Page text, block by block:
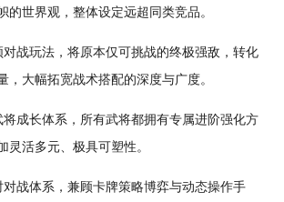
的世界观，整体设定远超同类竞品。
对战玩法，将原本仅可挑战的终极强敌，转化
，大幅拓宽战术搭配的深度与广度。
成长体系，所有武将都拥有专属进阶强化方
灵活多元、极具可塑性。
对战体系，兼顾卡牌策略博弈与动态操作手